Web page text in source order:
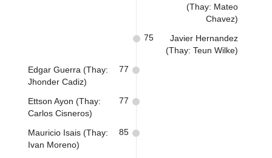
(Thay: Mateo
Chavez)
Javier Hernandez
(Thay: Teun Wilke)
75
Edgar Guerra (Thay:
Jhonder Cadiz)
77
Ettson Ayon (Thay:
Carlos Cisneros)
77
Mauricio Isais (Thay:
Ivan Moreno)
85